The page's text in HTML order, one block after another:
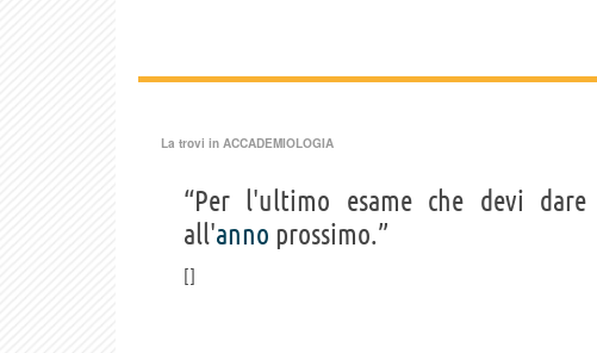
La trovi in ACCADEMIOLOGIA
“Per l'ultimo esame che devi
all'anno prossimo.”